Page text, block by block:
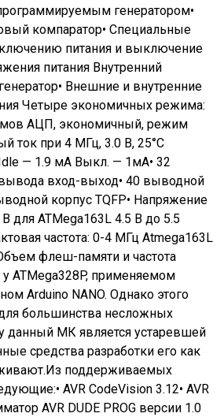
генератором•
компаратор• Специальные
питания и выключение
питания Внутренний
Внешние и внутренние
Четыре экономичных режима:
АЦП, экономичный, режим
ток при 4 МГц, 3.0 В, 25°С
— 1.9 мА Выкл. — 1мА• 32
вход-выход• 40 выводной
корпус TQFP• Напряжение
для ATMega163L 4.5 В до 5.5
частота: 0-4 МГц Atmega163L
флеш-памяти и частота
ATMega328P, применяемом
Arduino NANO. Однако этого
большинства несложных
данный МК является устаревшей
средства разработки его как
поддерживаемых
AVR CodeVision 3.12• AVR
AVR DUDE PROG версии 1.0